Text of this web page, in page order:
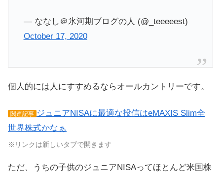
— ななし＠氷河期ブログの人 (@_teeeeest)
October 17, 2020
個人的には人にすすめるならオールカントリーです。
関連記事 ジュニアNISAに最適な投信はeMAXIS Slim全
世界株式かなぁ
※リンクは新しいタブで開きます
ただ、うちの子供のジュニアNISAってほとんど米国株